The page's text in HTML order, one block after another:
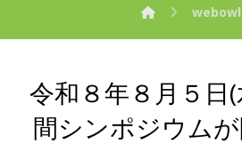
webowl
令和８年８月５日
間シンポジウム